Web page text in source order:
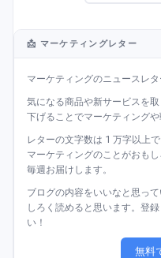
📩 マーケティングレター
マーケティングのニュースレタ
気になる商品や新サービスを
下げることでマーケティングや
レターの文字数は 1 万字以上
マーケティングのことがおも
毎週お届けします。
ブログの内容をいいなと思っ
しろく読めると思います。登
い！
無料